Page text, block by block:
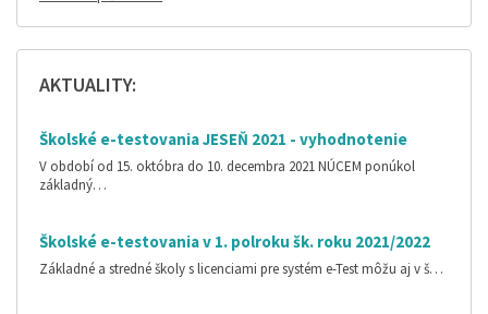
AKTUALITY:
Školské e-testovania JESEŇ 2021 - vyhodnotenie
V období od 15. októbra do 10. decembra 2021 NÚCEM ponúkol
základný…
Školské e-testovania v 1. polroku šk. roku 2021/2022
Základné a stredné školy s licenciami pre systém e-Test môžu aj v š…